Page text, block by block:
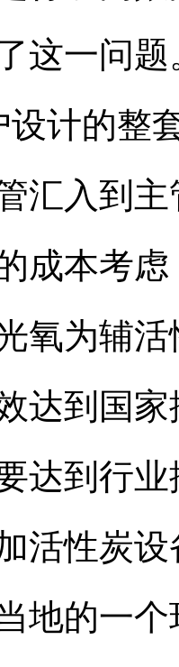
这一问题
的整套
汇入到
成本考
氧为辅
达到国
到行业
活性炭
地的一